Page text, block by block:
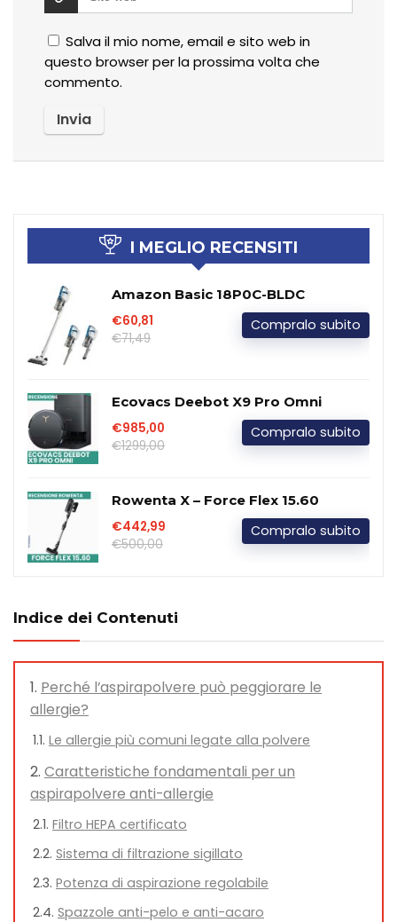
Salva il mio nome, email e sito web in
questo browser per la prossima volta che
commento.
I MEGLIO RECENSITI
Amazon Basic ‎18P0C-BLDC
€60,81
€71,49
Compralo subito
Ecovacs Deebot X9 Pro Omni
€985,00
€1299,00
Compralo subito
Rowenta X – Force Flex 15.60
€442,99
€500,00
Compralo subito
Indice dei Contenuti
Perché l’aspirapolvere può peggiorare le
allergie?
Le allergie più comuni legate alla polvere
Caratteristiche fondamentali per un
aspirapolvere anti-allergie
Filtro HEPA certificato
Sistema di filtrazione sigillato
Potenza di aspirazione regolabile
Spazzole anti-pelo e anti-acaro